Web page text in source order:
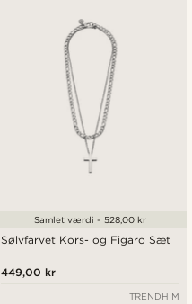
Sølvfarvet Kors- og Figaro Sæt
449,00 kr
Samlet værdi - 528,00 kr
TRENDHIM